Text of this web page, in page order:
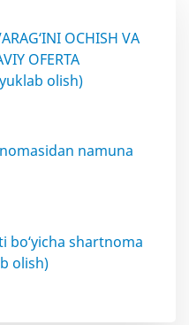
OCHISH VA
OFERTA
olish)
namuna
bo‘yicha shartnoma
olish)